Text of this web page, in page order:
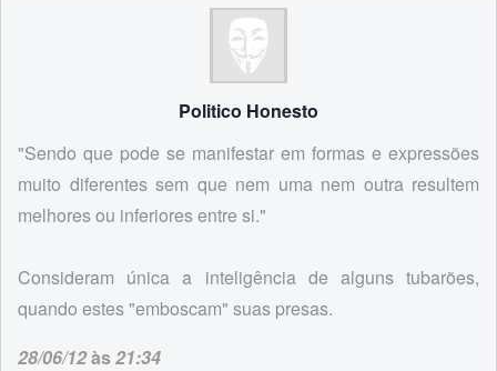
Politico Honesto
"Sendo que pode se manifestar em formas e expressões
muito diferentes sem que nem uma nem outra resultem
melhores ou inferiores entre si."
Consideram única a inteligência de alguns tubarões,
quando estes "emboscam" suas presas.
28/06/12às21:34